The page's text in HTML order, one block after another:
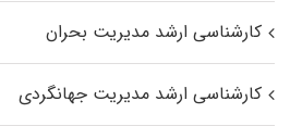
کارشناسی ارشد مدیریت بحران
کارشناسی ارشد مدیریت جهانگردی